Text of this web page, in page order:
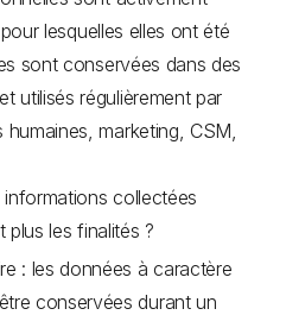
lesquelles elles ont été
sont conservées dans des
et utilisés régulièrement par
marketing, CSM,
collectées
plus les finalités ?
: les données à caractère
conservées durant un